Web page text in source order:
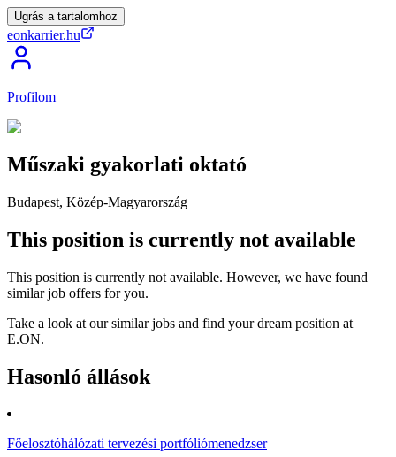
Ugrás a tartalomhoz
eonkarrier.hu
Profilom
Műszaki gyakorlati oktató
Budapest, Közép-Magyarország
This position is currently not available
This position is currently not available. However, we have found
similar job offers for you.
Take a look at our similar jobs and find your dream position at
E.ON.
Hasonló állások
Főelosztóhálózati tervezési portfóliómenedzser